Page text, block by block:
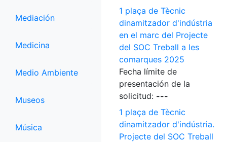
Mediación
Medicina
Medio Ambiente
Museos
Música
1 plaça de Tècnic
dinamitzador d'indústria
en el marc del Projecte
del SOC Treball a les
comarques 2025
Fecha límite de
presentación de la
solicitud: ---
1 plaça de Tècnic
dinamitzador d'indústria.
Projecte del SOC Treball